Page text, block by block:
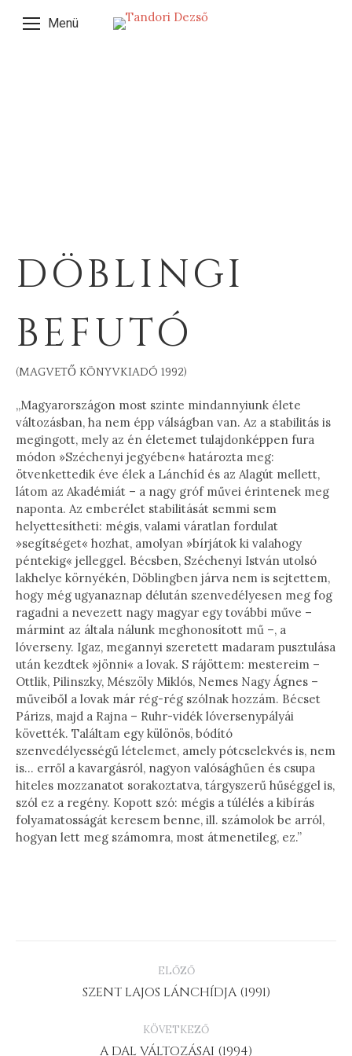
Menü
DÖBLINGI
BEFUTÓ
(MAGVETŐ KÖNYVKIADÓ 1992)
„Magyarországon most szinte mindannyiunk élete
változásban, ha nem épp válságban van. Az a stabilitás is
megingott, mely az én életemet tulajdonképpen fura
módon »Széchenyi jegyében« határozta meg:
ötvenkettedik éve élek a Lánchíd és az Alagút mellett,
látom az Akadémiát – a nagy gróf művei érintenek meg
naponta. Az emberélet stabilitását semmi sem
helyettesítheti: mégis, valami váratlan fordulat
»segítséget« hozhat, amolyan »bírjátok ki valahogy
péntekig« jelleggel. Bécsben, Széchenyi István utolsó
lakhelye környékén, Döblingben járva nem is sejtettem,
hogy még ugyanaznap délután szenvedélyesen meg fog
ragadni a nevezett nagy magyar egy további műve –
mármint az általa nálunk meghonosított mű –, a
lóverseny. Igaz, megannyi szeretett madaram pusztulása
után kezdtek »jönni« a lovak. S rájöttem: mestereim –
Ottlik, Pilinszky, Mészöly Miklós, Nemes Nagy Ágnes –
műveiből a lovak már rég-rég szólnak hozzám. Bécset
Párizs, majd a Rajna – Ruhr-vidék lóversenypályái
követték. Találtam egy különös, bódító
szenvedélyességű lételemet, amely pótcselekvés is, nem
is… erről a kavargásról, nagyon valósághűen és csupa
hiteles mozzanatot sorakoztatva, tárgyszerű hűséggel is,
szól ez a regény. Kopott szó: mégis a túlélés a kibírás
folyamatosságát keresem benne, ill. számolok be arról,
hogyan lett meg számomra, most átmenetileg, ez.”
PROJECT
NAVIGATION
ELŐZŐ
Previous
SZENT LAJOS LÁNCHÍDJA (1991)
KÖVETKEZŐ
Next
A DAL VÁLTOZÁSAI (1994)